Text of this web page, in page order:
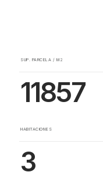
SUP. PARCELA / M2
11857
HABITACIONES
3